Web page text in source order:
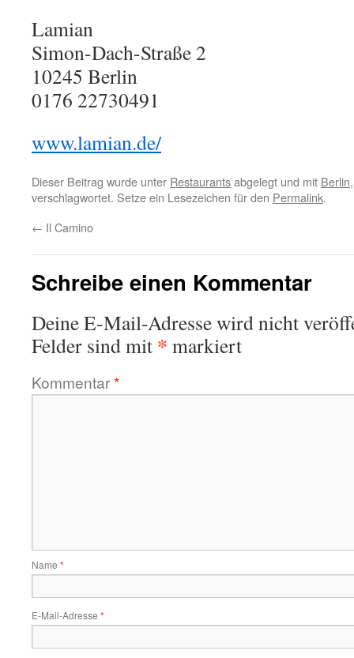
Lamian
Simon-Dach-Straße 2
10245 Berlin
0176 22730491
www.lamian.de/
Dieser Beitrag wurde unter Restaurantsabgelegt und mit Berlin
verschlagwortet. Setze ein Lesezeichen für den Permalink.
← Il Camino
Schreibe einen Kommentar
Deine E-Mail-Adresse wird nicht
Felder sind mit * markiert
Kommentar*
Name *
E-Mail-Adresse *